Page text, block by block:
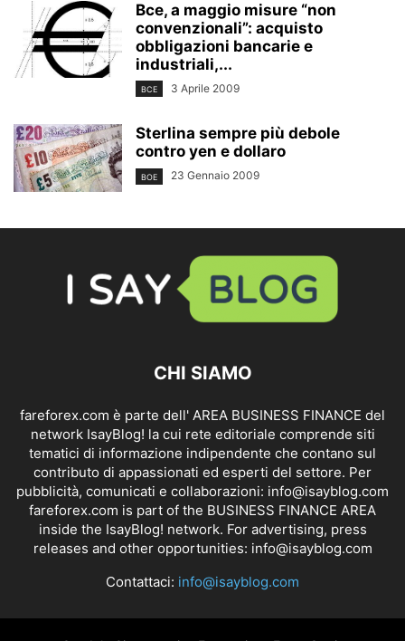
Bce, a maggio misure “non
convenzionali”: acquisto
obbligazioni bancarie e
industriali,...
BCE 3 Aprile 2009
Sterlina sempre più debole
contro yen e dollaro
BOE 23 Gennaio 2009
CHI SIAMO
fareforex.com è parte dell' AREA BUSINESS FINANCE del
network IsayBlog! la cui rete editoriale comprende siti
tematici di informazione indipendente che contano sul
contributo di appassionati ed esperti del settore. Per
pubblicità, comunicati e collaborazioni: info@isayblog.com
fareforex.com is part of the BUSINESS FINANCE AREA
inside the IsayBlog! network. For advertising, press
releases and other opportunities: info@isayblog.com
Contattaci: info@isayblog.com